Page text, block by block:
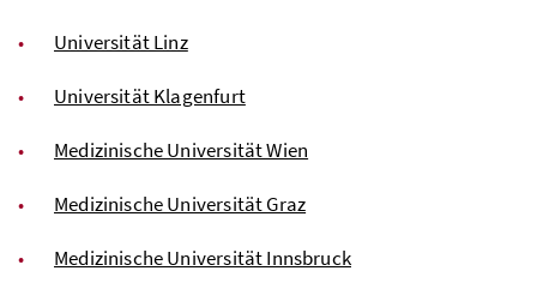
Universität Linz
Universität Klagenfurt
Medizinische Universität Wien
Medizinische Universität Graz
Medizinische Universität Innsbruck